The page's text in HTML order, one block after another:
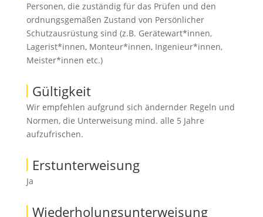
Personen, die zuständig für das Prüfen und den
ordnungsgemäßen Zustand von Persönlicher
Schutzausrüstung sind (z.B. Gerätewart*innen,
Lagerist*innen, Monteur*innen, Ingenieur*innen,
Meister*innen etc.)
Gültigkeit
Wir empfehlen aufgrund sich ändernder Regeln und
Normen, die Unterweisung mind. alle 5 Jahre
aufzufrischen.
Erstunterweisung
Ja
Wiederholungsunterweisung